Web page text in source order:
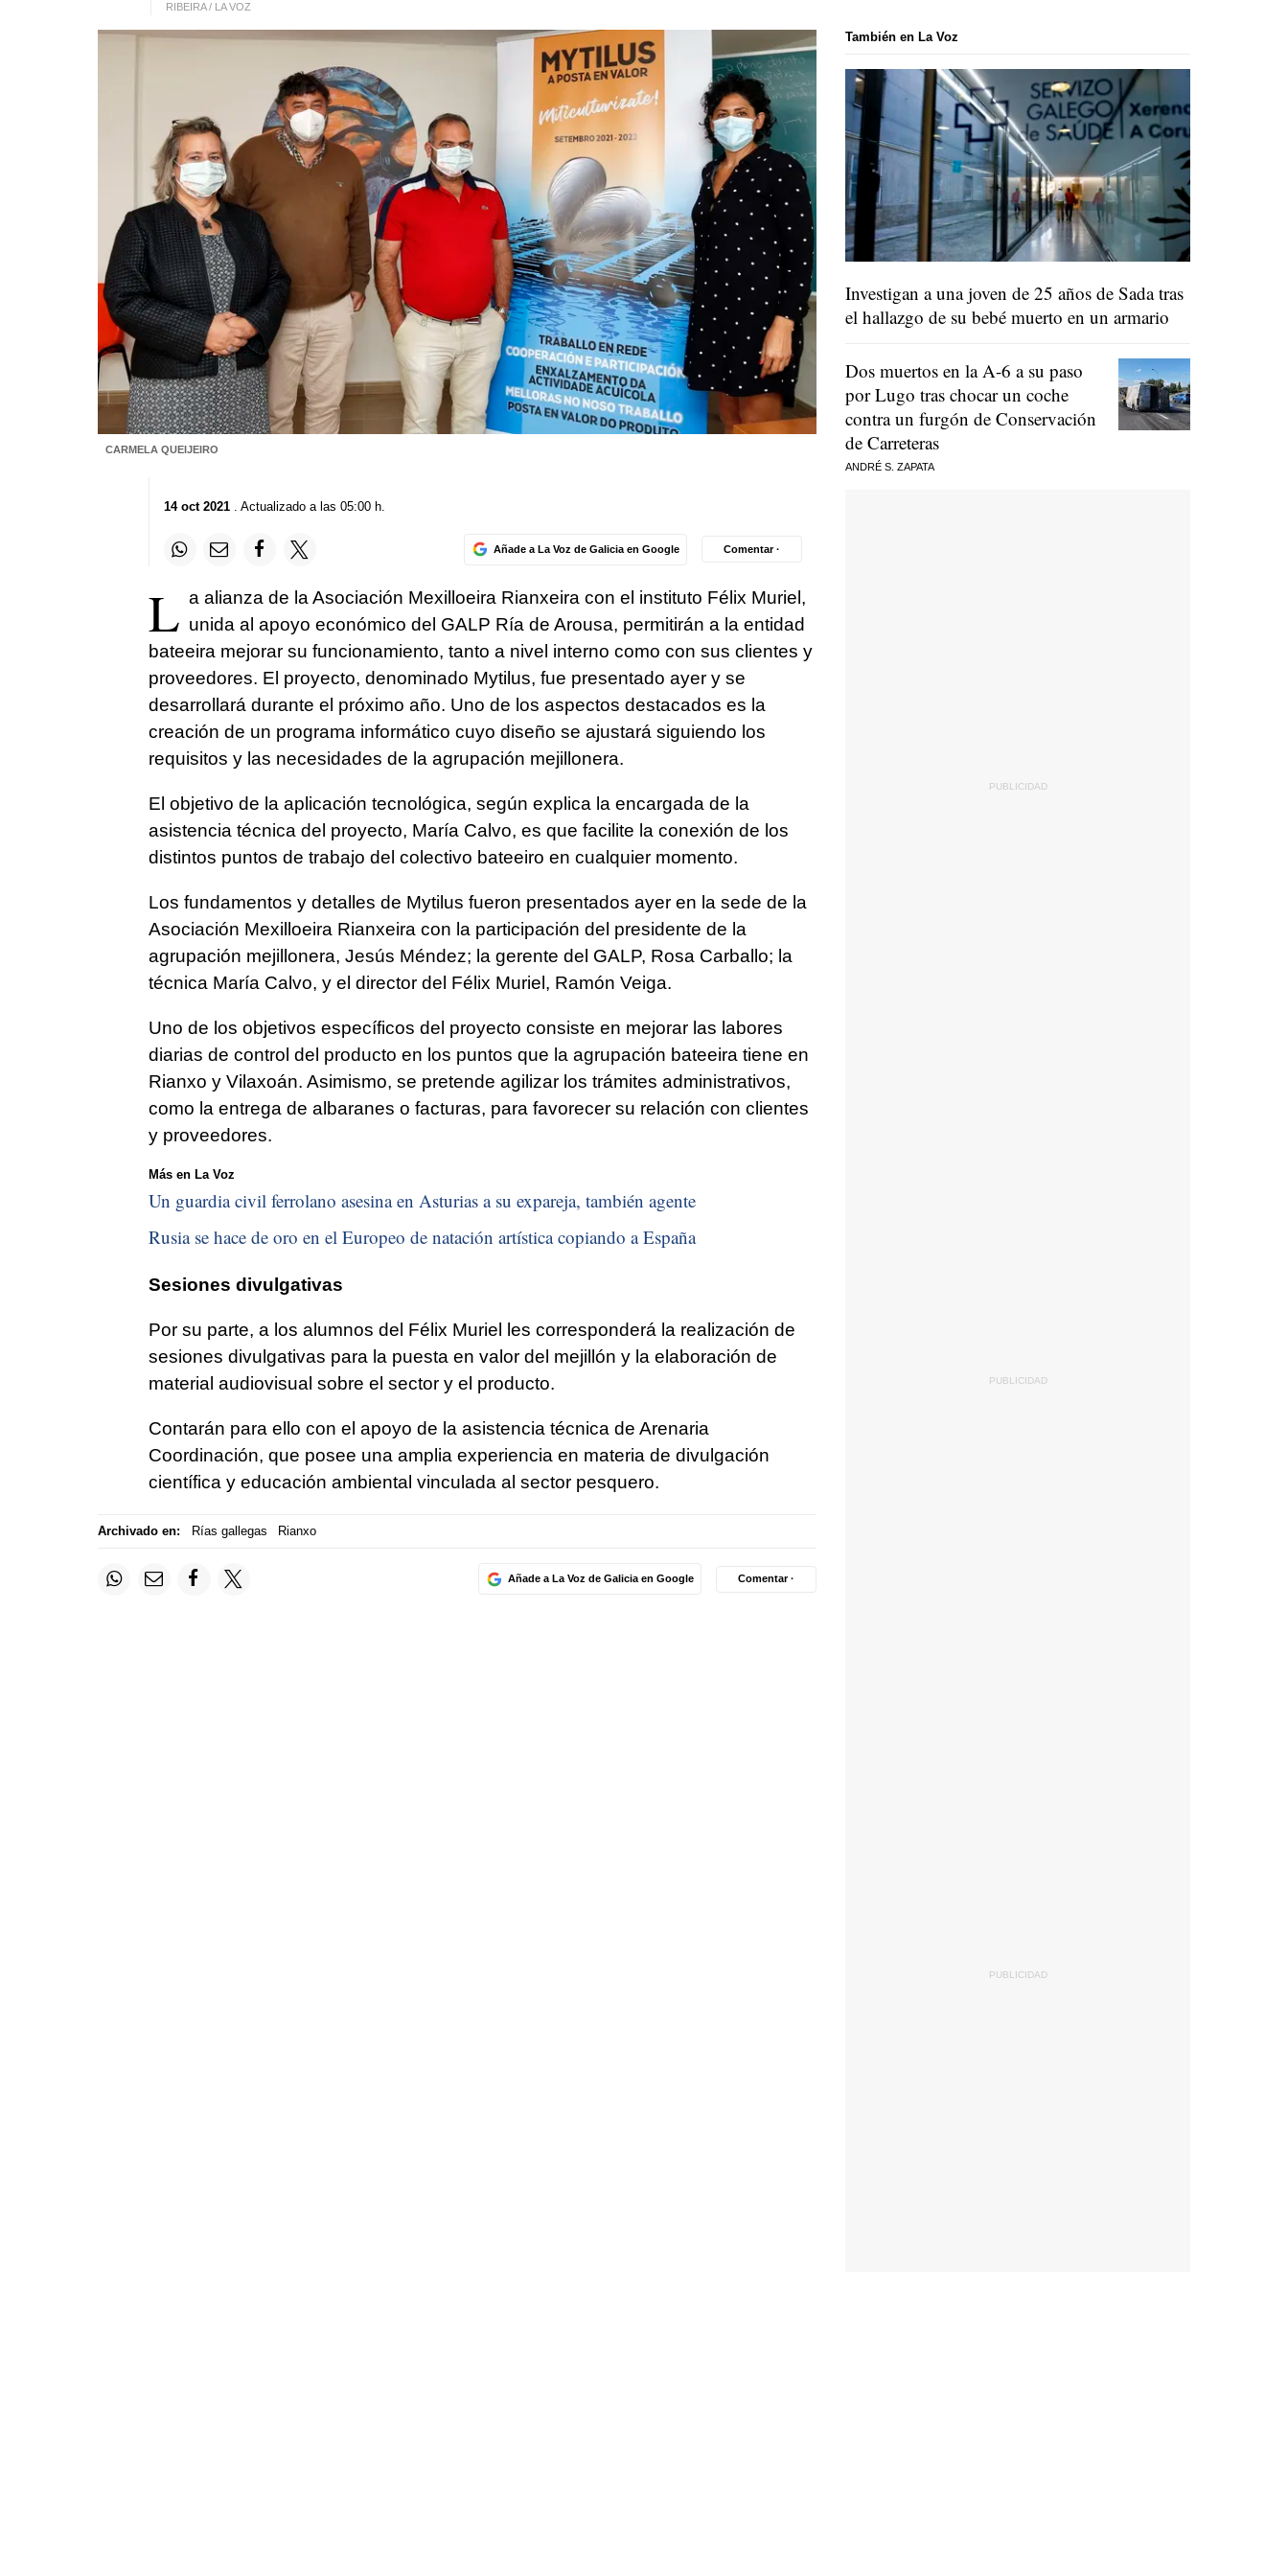
RIBEIRA / LA VOZ
CARMELA QUEIJEIRO
14 oct 2021. Actualizado a las 05:00 h.
Añade a La Voz de Galicia en Google Comentar ·
L a alianza de la Asociación Mexilloeira Rianxeira con el instituto Félix Muriel,
unida al apoyo económico del GALP Ría de Arousa, permitirán a la entidad
bateeira mejorar su funcionamiento, tanto a nivel interno como con sus clientes y
proveedores. El proyecto, denominado Mytilus, fue presentado ayer y se
desarrollará durante el próximo año. Uno de los aspectos destacados es la
creación de un programa informático cuyo diseño se ajustará siguiendo los
requisitos y las necesidades de la agrupación mejillonera.
El objetivo de la aplicación tecnológica, según explica la encargada de la
asistencia técnica del proyecto, María Calvo, es que facilite la conexión de los
distintos puntos de trabajo del colectivo bateeiro en cualquier momento.
Los fundamentos y detalles de Mytilus fueron presentados ayer en la sede de la
Asociación Mexilloeira Rianxeira con la participación del presidente de la
agrupación mejillonera, Jesús Méndez; la gerente del GALP, Rosa Carballo; la
técnica María Calvo, y el director del Félix Muriel, Ramón Veiga.
Uno de los objetivos específicos del proyecto consiste en mejorar las labores
diarias de control del producto en los puntos que la agrupación bateeira tiene en
Rianxo y Vilaxoán. Asimismo, se pretende agilizar los trámites administrativos,
como la entrega de albaranes o facturas, para favorecer su relación con clientes
y proveedores.
Más en La Voz
Un guardia civil ferrolano asesina en Asturias a su expareja, también agente
Rusia se hace de oro en el Europeo de natación artística copiando a España
Sesiones divulgativas
Por su parte, a los alumnos del Félix Muriel les corresponderá la realización de
sesiones divulgativas para la puesta en valor del mejillón y la elaboración de
material audiovisual sobre el sector y el producto.
Contarán para ello con el apoyo de la asistencia técnica de Arenaria
Coordinación, que posee una amplia experiencia en materia de divulgación
científica y educación ambiental vinculada al sector pesquero.
Archivado en: Rías gallegas Rianxo
Añade a La Voz de Galicia en Google Comentar ·
También en La Voz
Investigan a una joven de 25 años de Sada tras
el hallazgo de su bebé muerto en un armario
Dos muertos en la A-6 a su paso
por Lugo tras chocar un coche
contra un furgón de Conservación
de Carreteras
ANDRÉ S. ZAPATA